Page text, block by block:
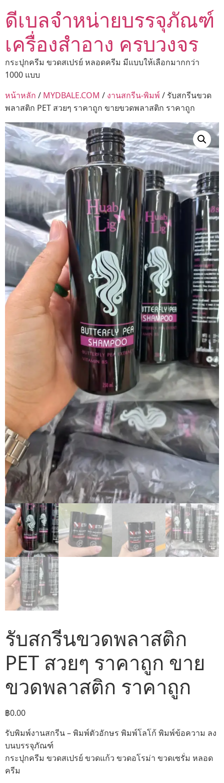
ดีเบลจำหน่ายบรรจุภัณฑ์
เครื่องสำอาง ครบวงจร
กระปุกครีม ขวดสเปรย์ หลอดครีม มีแบบให้เลือกมากกว่า
1000 แบบ
หน้าหลัก / MYDBALE.COM / งานสกรีน-พิมพ์ / รับสกรีนขวด
พลาสติก PET สวยๆ ราคาถูก ขายขวดพลาสติก ราคาถูก
รับสกรีนขวดพลาสติก
PET สวยๆ ราคาถูก ขาย
ขวดพลาสติก ราคาถูก
฿0.00
รับพิมพ์งานสกรีน – พิมพ์ตัวอักษร พิมพ์โลโก้ พิมพ์ข้อความ ลง
บนบรรจุภัณฑ์
กระปุกครีม ขวดสเปรย์ ขวดแก้ว ขวดอโรม่า ขวดเซรั่ม หลอด
ครีม